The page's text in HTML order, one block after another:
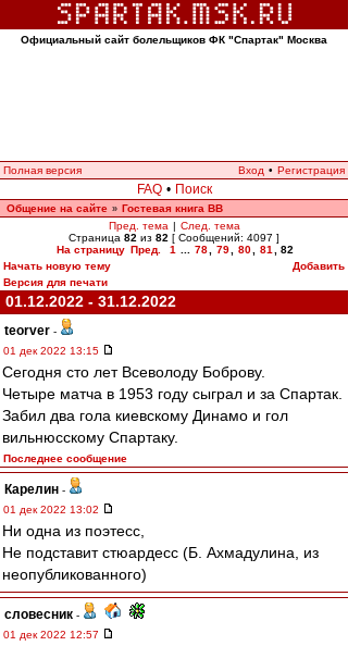
Официальный сайт болельщиков ФК "Спартак" Москва
Полная версия Вход • Регистрация
FAQ • Поиск
Общение на сайте » Гостевая книга ВВ
Пред. тема | След. тема
Страница 82 из 82 [ Сообщений: 4097 ]
На страницу Пред. 1 78 79 80 81
82
Начать новую тему
Добавить
Версия для печати
01.12.2022 - 31.12.2022
teorver -
01 дек 2022 13:15
Сегодня сто лет Всеволоду Боброву.
Четыре матча в 1953 году сыграл и за Спартак.
Забил два гола киевскому Динамо и гол
вильнюсскому Спартаку.
Последнее сообщение
Карелин -
01 дек 2022 13:02
Ни одна из поэтесс,
Не подставит стюардесс (Б. Ахмадулина, из
неопубликованного)
словесник -
01 дек 2022 12:57